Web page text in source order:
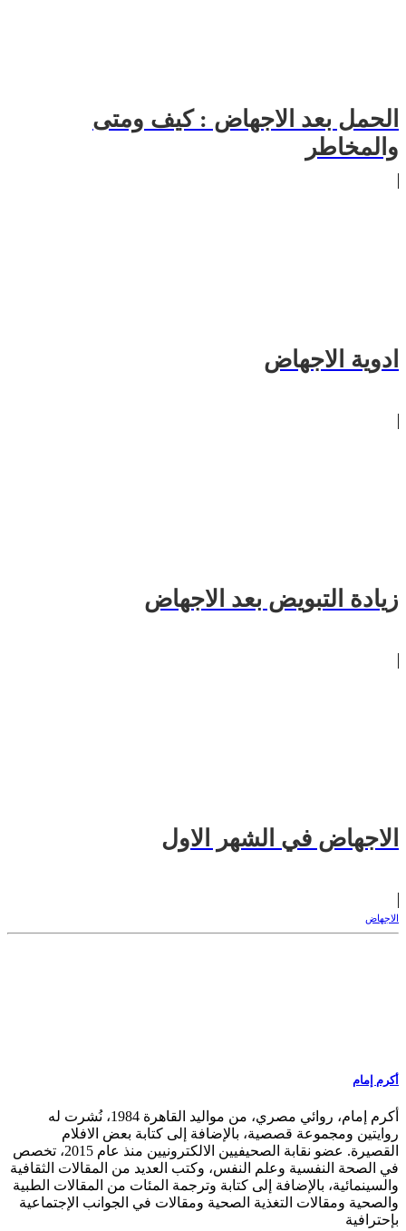
الحمل بعد الاجهاض : كيف ومتى
والمخاطر
ادوية الاجهاض
زيادة التبويض بعد الاجهاض
الاجهاض في الشهر الاول
الاجهاض
أكرم إمام
أكرم إمام، روائي مصري، من مواليد القاهرة 1984، نُشرت له
روايتين ومجموعة قصصية، بالإضافة إلى كتابة بعض الافلام
القصيرة. عضو نقابة الصحيفيين الالكترونيين منذ عام 2015، تخصص
في الصحة النفسية وعلم النفس، وكتب العديد من المقالات الثقافية
والسينمائية، بالإضافة إلى كتابة وترجمة المئات من المقالات الطبية
والصحية ومقالات التغذية الصحية ومقالات في الجوانب الإجتماعية
بإحترافية